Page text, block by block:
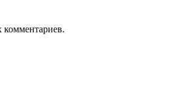
комментариев.